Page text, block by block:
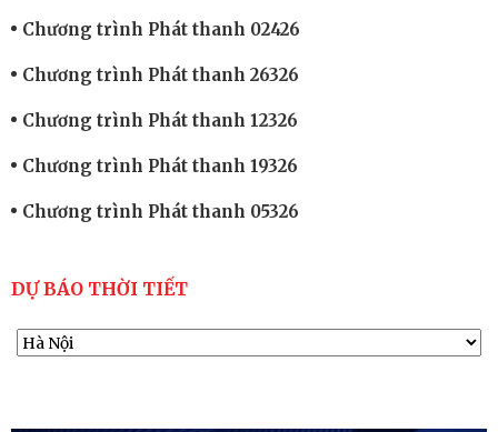
Chương trình Phát thanh 02426
Chương trình Phát thanh 26326
Chương trình Phát thanh 12326
Chương trình Phát thanh 19326
Chương trình Phát thanh 05326
DỰ BÁO THỜI TIẾT